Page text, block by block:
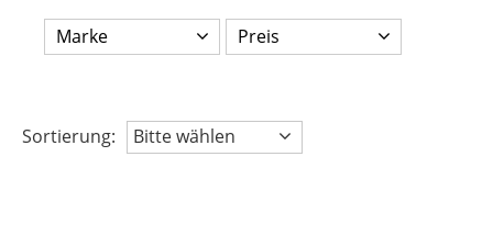
Marke Preis
Sortierung: Bitte wählen